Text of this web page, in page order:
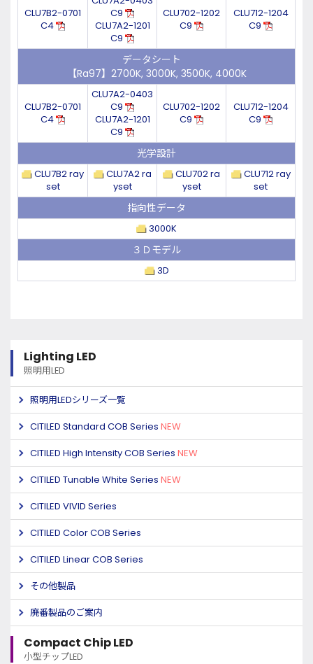
CLU7B2-0701
C4
C9
CLU7A2-1201
C9
CLU702-1202
C9
CLU712-1204
C9
データシート
【Ra97】2700K, 3000K, 3500K, 4000K
CLU7B2-0701
C4
CLU7A2-0403
C9
CLU7A2-1201
C9
CLU702-1202
C9
CLU712-1204
C9
光学設計
CLU7B2 ray
set
CLU7A2 ra
yset
CLU702 ra
yset
CLU712 ray
set
指向性データ
3000K
３Ｄモデル
3D
Lighting LED
照明用LED
照明用LEDシリーズ一覧
CITILED Standard COB Series NEW
CITILED High Intensity COB Series NEW
CITILED Tunable White Series NEW
CITILED VIVID Series
CITILED Color COB Series
CITILED Linear COB Series
その他製品
廃番製品のご案内
Compact Chip LED
小型チップLED